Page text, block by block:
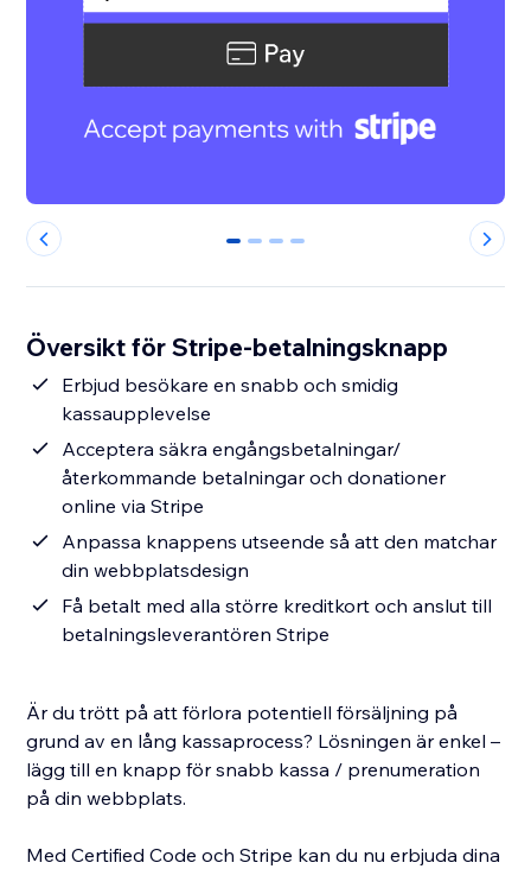
0 1 2 3
Översikt för Stripe-betalningsknapp
Erbjud besökare en snabb och smidig
kassaupplevelse
Acceptera säkra engångsbetalningar/
återkommande betalningar och donationer
online via Stripe
Anpassa knappens utseende så att den matchar
din webbplatsdesign
Få betalt med alla större kreditkort och anslut till
betalningsleverantören Stripe
Är du trött på att förlora potentiell försäljning på
grund av en lång kassaprocess? Lösningen är enkel –
lägg till en knapp för snabb kassa / prenumeration
på din webbplats.
Med Certified Code och Stripe kan du nu erbjuda dina